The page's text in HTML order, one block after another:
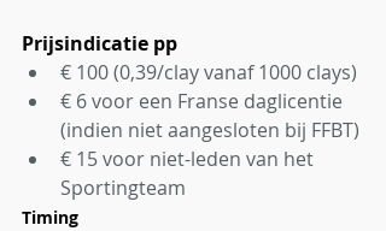
Prijsindicatie pp
€ 100 (0,39/clay vanaf 1000 clays)
€ 6 voor een Franse daglicentie
(indien niet aangesloten bij FFBT)
€ 15 voor niet-leden van het
Sportingteam
Timing